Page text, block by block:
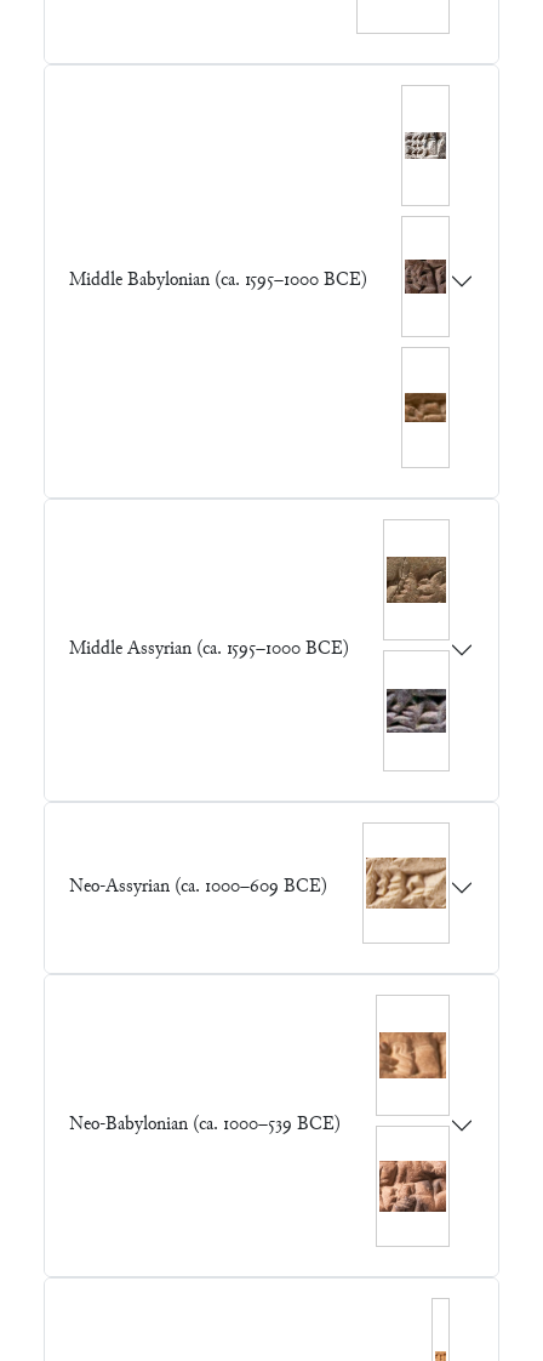
Middle Babylonian (ca. 1595–1000 BCE)
Middle Assyrian (ca. 1595–1000 BCE)
Neo-Assyrian (ca. 1000–609 BCE)
Neo-Babylonian (ca. 1000–539 BCE)